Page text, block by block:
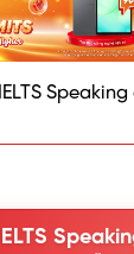
Health (Sức